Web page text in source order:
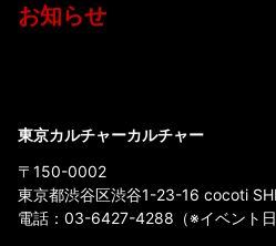
お知らせ
東京カルチャーカルチャー
〒150-0002
東京都渋谷区渋谷1-23-16 cocoti
電話： 03-6427-4288 （※イベント